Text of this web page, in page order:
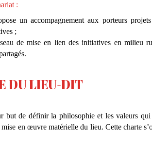
:
un accompagnement aux porteurs
;
de mise en lien des initiatives en milieu
DU LIEU-DIT
but de définir la philosophie et les valeurs
en œuvre matérielle du lieu. Cette charte